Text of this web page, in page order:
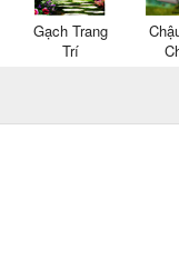
Gạch Trang
Trí